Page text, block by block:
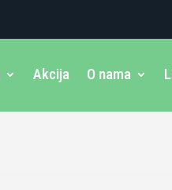
Akcija O nama